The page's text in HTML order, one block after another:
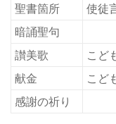
聖書箇所
使徒
暗誦聖句
讃美歌
こ
献金
こど
感謝の祈り